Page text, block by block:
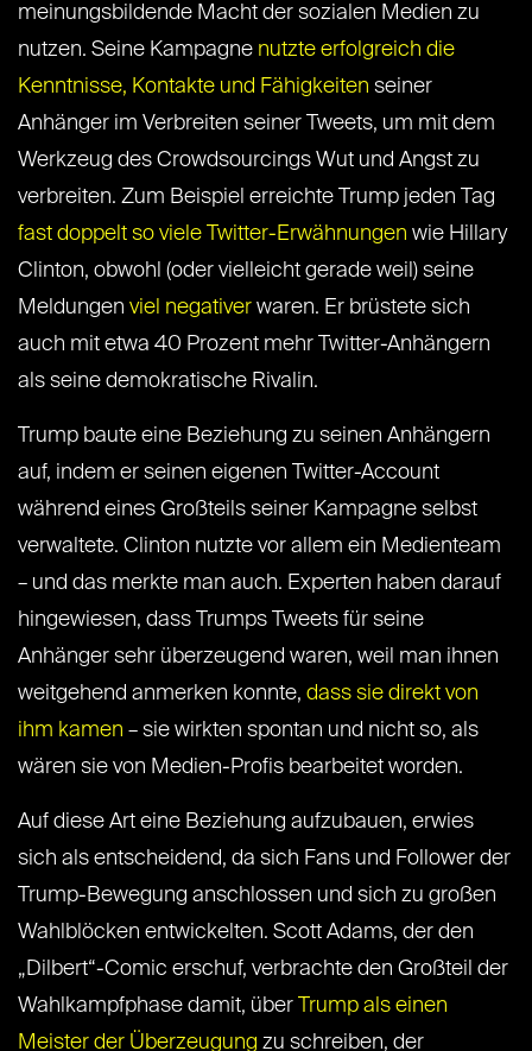
meinungsbildende Macht der sozialen Medien zu
nutzen. Seine Kampagne nutzte erfolgreich die
Kenntnisse, Kontakte und Fähigkeiten seiner
Anhänger im Verbreiten seiner Tweets, um mit dem
Werkzeug des Crowdsourcings Wut und Angst zu
verbreiten. Zum Beispiel erreichte Trump jeden Tag
fast doppelt so viele Twitter-Erwähnungen wie Hillary
Clinton, obwohl (oder vielleicht gerade weil) seine
Meldungen viel negativer waren. Er brüstete sich
auch mit etwa 40 Prozent mehr Twitter-Anhängern
als seine demokratische Rivalin.
Trump baute eine Beziehung zu seinen Anhängern
auf, indem er seinen eigenen Twitter-Account
während eines Großteils seiner Kampagne selbst
verwaltete. Clinton nutzte vor allem ein Medienteam
– und das merkte man auch. Experten haben darauf
hingewiesen, dass Trumps Tweets für seine
Anhänger sehr überzeugend waren, weil man ihnen
weitgehend anmerken konnte, dass sie direkt von
ihm kamen – sie wirkten spontan und nicht so, als
wären sie von Medien-Profis bearbeitet worden.
Auf diese Art eine Beziehung aufzubauen, erwies
sich als entscheidend, da sich Fans und Follower der
Trump-Bewegung anschlossen und sich zu großen
Wahlblöcken entwickelten. Scott Adams, der den
„Dilbert“-Comic erschuf, verbrachte den Großteil der
Wahlkampfphase damit, über
Trump als einen
Meister der Überzeugung zu schreiben, der